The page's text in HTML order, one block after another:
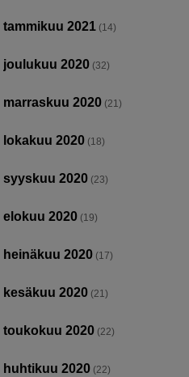
tammikuu 2021 (14)
joulukuu 2020 (32)
marraskuu 2020 (21)
lokakuu 2020 (18)
syyskuu 2020 (23)
elokuu 2020 (19)
heinäkuu 2020 (17)
kesäkuu 2020 (21)
toukokuu 2020 (22)
huhtikuu 2020 (22)